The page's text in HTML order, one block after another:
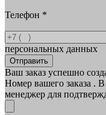
Телефон *
персональных данных
Отправить
Ваш заказ успешно
Номер вашего заказа . В
менеджер для